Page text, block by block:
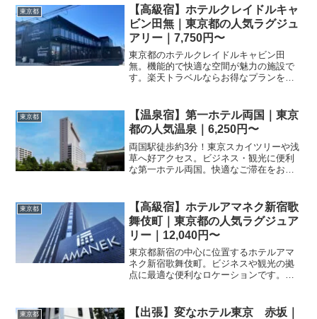
ください。
東京都
【高級宿】ホテルクレイドルキャ
ビン田無｜東京都の人気ラグジュ
アリー｜7,750円〜
東京都のホテルクレイドルキャビン田
無。機能的で快適な空間が魅力の施設で
す。楽天トラベルならお得なプランを比
い。
東京都
【温泉宿】第一ホテル両国｜東京
都の人気温泉｜6,250円〜
両国駅徒歩約3分！東京スカイツリーや浅
草へ好アクセス。ビジネス・観光に便利
な第一ホテル両国。快適なご滞在をお約
東京都
【高級宿】ホテルアマネク新宿歌
舞伎町｜東京都の人気ラグジュア
リー｜12,040円〜
東京都新宿の中心に位置するホテルアマ
ネク新宿歌舞伎町。ビジネスや観光の拠
点に最適な便利なロケーションです。最
す。
東京都
【出張】変なホテル東京 赤坂｜